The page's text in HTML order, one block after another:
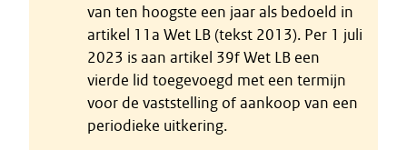
van ten hoogste een jaar als bedoeld in
artikel 11a Wet LB (tekst 2013). Per 1 juli
2023 is aan artikel 39f Wet LB een
vierde lid toegevoegd met een termijn
voor de vaststelling of aankoop van een
periodieke uitkering.